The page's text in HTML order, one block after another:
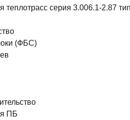
теплотрасс серия 3.006.1-2.87
(ФБС)
ПБ